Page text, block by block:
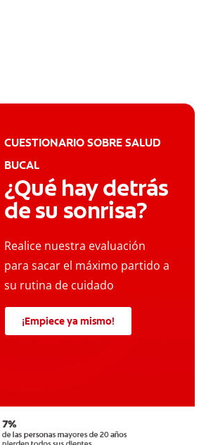
CUESTIONARIO SOBRE SALUD
BUCAL
¿Qué hay detrás
de su sonrisa?
Realice nuestra evaluación
para sacar el máximo partido a
su rutina de cuidado
¡Empiece ya mismo!